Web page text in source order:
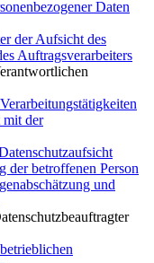
Daten
der Aufsicht des
Auftragsverarbeiters
mit der
der betroffenen Person
und